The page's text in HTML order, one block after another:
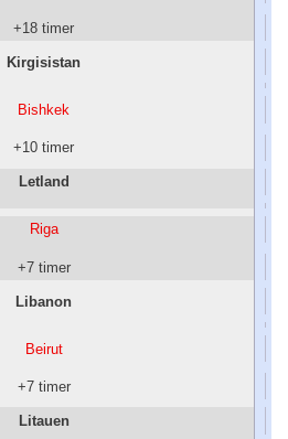
+18 timer
Kirgisistan
Bishkek
+10 timer
Letland
Riga
+7 timer
Libanon
Beirut
+7 timer
Litauen